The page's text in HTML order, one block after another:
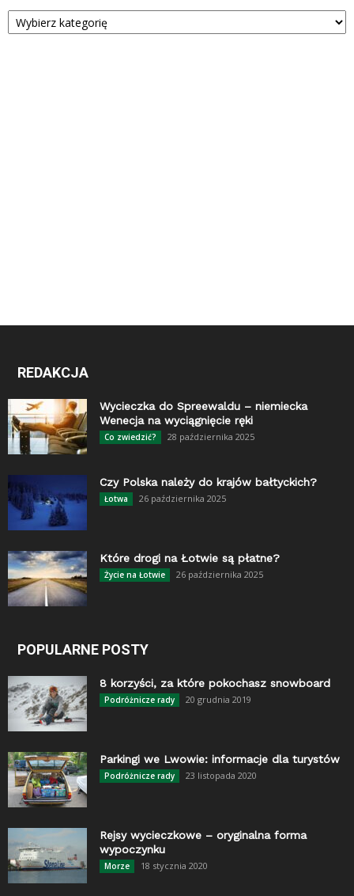
Kategorie
REDAKCJA
Wycieczka do Spreewaldu – niemiecka
Wenecja na wyciągnięcie ręki
Co zwiedzić? 28 października 2025
Czy Polska należy do krajów bałtyckich?
Łotwa 26 października 2025
Które drogi na Łotwie są płatne?
Życie na Łotwie 26 października 2025
POPULARNE POSTY
8 korzyści, za które pokochasz snowboard
Podróżnicze rady 20 grudnia 2019
Parkingi we Lwowie: informacje dla turystów
Podróżnicze rady 23 listopada 2020
Rejsy wycieczkowe – oryginalna forma
wypoczynku
Morze 18 stycznia 2020